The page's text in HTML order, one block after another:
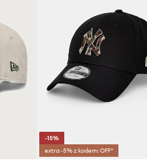
-15%
extra -5% z kodem: OFF*